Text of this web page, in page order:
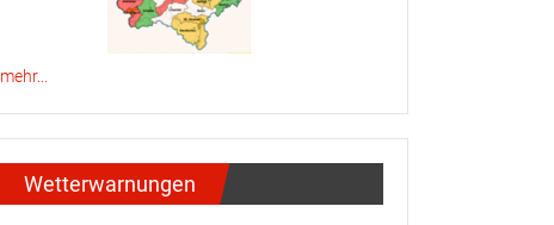
mehr...
Wetterwarnungen